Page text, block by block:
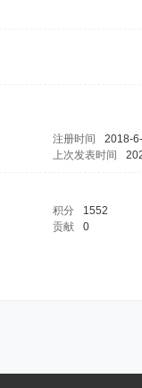
注册时间 2018-
上次发表时间
积分 1552
贡献 0